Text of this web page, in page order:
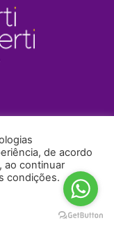
de acordo
ao continuar
condições.